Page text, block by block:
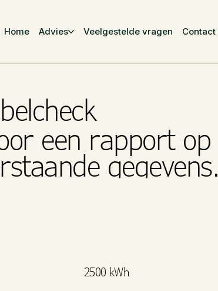
Home Advies Veelgestelde vragen Contact
een rapport op
gegevens.
2500 kWh